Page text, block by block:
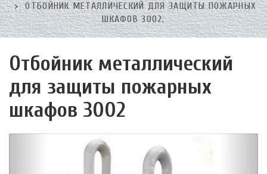
ОТБОЙНИК МЕТАЛЛИЧЕСКИЙ ДЛЯ ЗАЩИТЫ ПОЖАРНЫХ
ШКАФОВ 3002.
Отбойник металлический
для защиты пожарных
шкафов 3002